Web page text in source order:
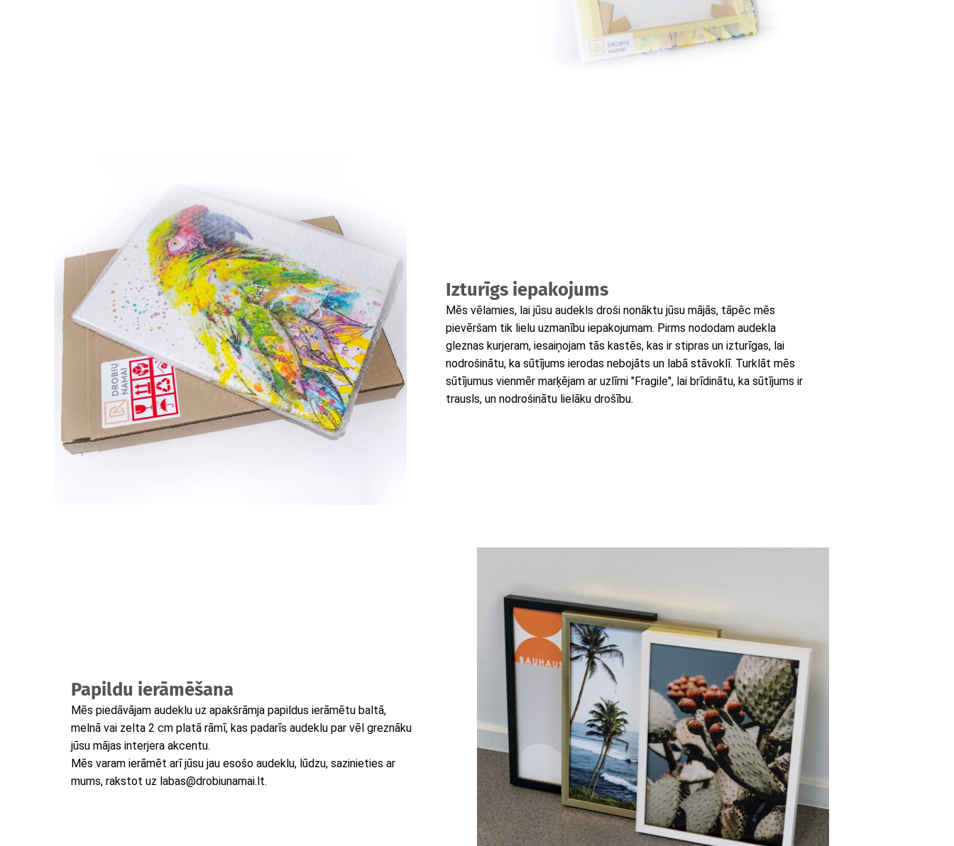
Izturīgs iepakojums
Mēs vēlamies, lai jūsu audekls droši nonāktu jūsu mājās, tāpēc mēs
pievēršam tik lielu uzmanību iepakojumam. Pirms nododam audekla
gleznas kurjeram, iesaiņojam tās kastēs, kas ir stipras un izturīgas, lai
nodrošinātu, ka sūtījums ierodas nebojāts un labā stāvoklī. Turklāt mēs
sūtījumus vienmēr marķējam ar uzlīmi "Fragile", lai brīdinātu, ka sūtījums ir
trausls, un nodrošinātu lielāku drošību.
Papildu ierāmēšana
Mēs piedāvājam audeklu uz apakšrāmja papildus ierāmētu baltā,
melnā vai zelta 2 cm platā rāmī, kas padarīs audeklu par vēl greznāku
jūsu mājas interjera akcentu.
Mēs varam ierāmēt arī jūsu jau esošo audeklu, lūdzu, sazinieties ar
mums, rakstot uz labas@drobiunamai.lt.